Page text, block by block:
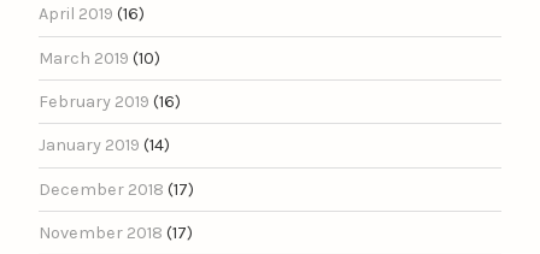
April 2019 (16)
March 2019 (10)
February 2019 (16)
January 2019 (14)
December 2018 (17)
November 2018 (17)